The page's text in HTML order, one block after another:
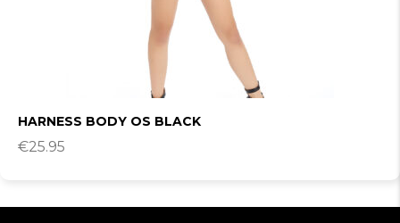
HARNESS BODY OS BLACK
€25.95